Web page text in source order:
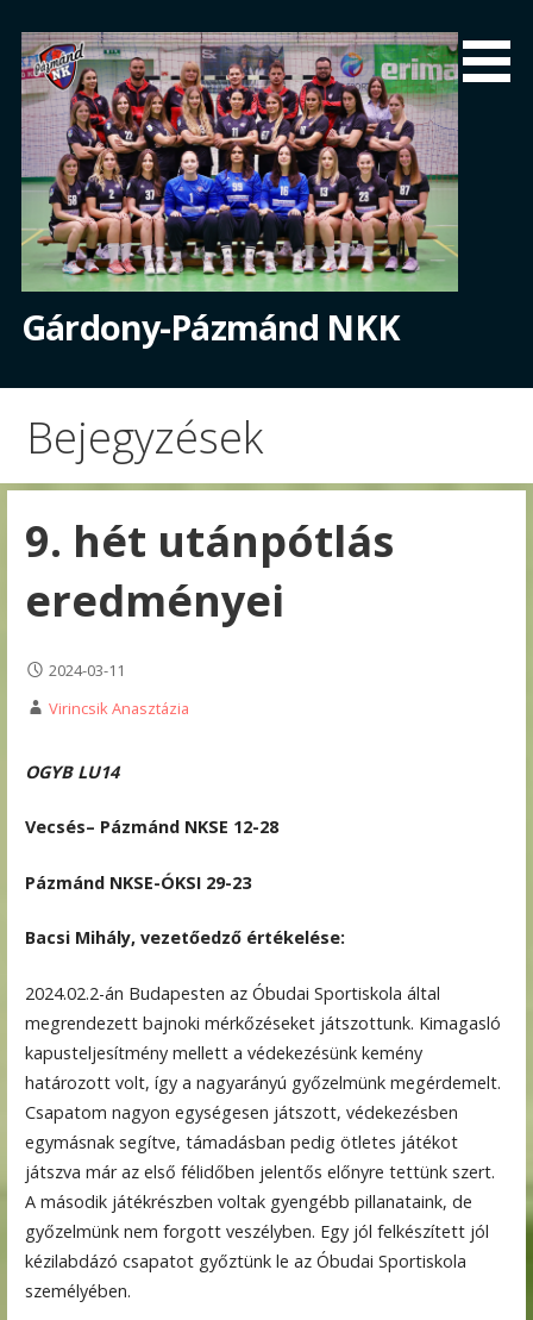
content
Gárdony-Pázmánd NKK
Bejegyzések
9. hét utánpótlás
eredményei
2024-03-11
Virincsik Anasztázia
OGYB LU14
Vecsés– Pázmánd NKSE 12-28
Pázmánd NKSE-ÓKSI 29-23
Bacsi Mihály, vezetőedző értékelése:
2024.02.2-án Budapesten az Óbudai Sportiskola által
megrendezett bajnoki mérkőzéseket játszottunk. Kimagasló
kapusteljesítmény mellett a védekezésünk kemény
határozott volt, így a nagyarányú győzelmünk megérdemelt.
Csapatom nagyon egységesen játszott, védekezésben
egymásnak segítve, támadásban pedig ötletes játékot
játszva már az első félidőben jelentős előnyre tettünk szert.
A második játékrészben voltak gyengébb pillanataink, de
győzelmünk nem forgott veszélyben. Egy jól felkészített jól
kézilabdázó csapatot győztünk le az Óbudai Sportiskola
személyében.